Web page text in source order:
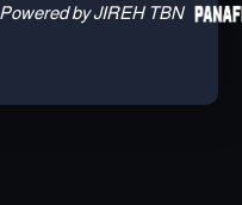
by JIREH TBN